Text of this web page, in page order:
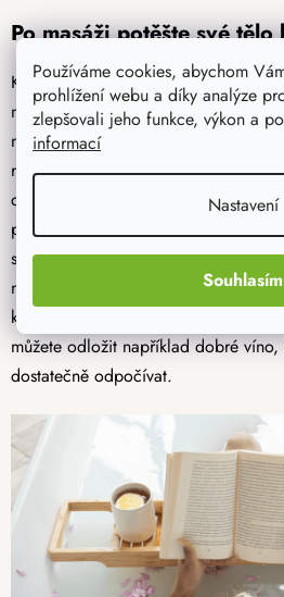
Používáme cookies, abychom
prohlížení webu a díky analýze
zlepšovali jeho funkce, výkon a
informací
Nastavení
Souhlasím
Po masáži potěšte své
Každý dobrý masér vám řekne
masáž připravit a jak přistupovat ke
nejzákladnějších pravidel jsme již
režim, lehké pokrmy v den masáže
doporučíme příjemnou koupel v teplé
pomůže zejména při bolesti a pokud
sůl, tak i samotná koupel dokáže
není jediný, čím si můžeme udělat
klidnou hudbu,
můžete odložit například dobré
dostatečně odpočívat.